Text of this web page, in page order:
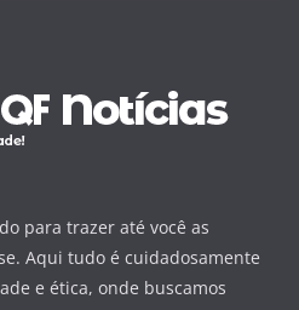
para trazer até você as
Aqui tudo é cuidadosamente
e ética, onde buscamos